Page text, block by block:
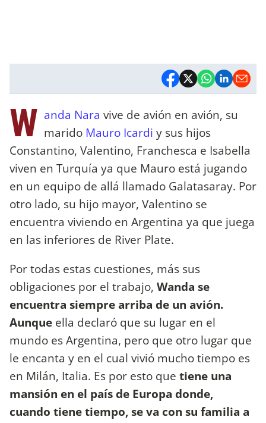
W anda Nara vive de avión en avión, su
marido Mauro Icardi y sus hijos
Constantino, Valentino, Franchesca e Isabella
viven en Turquía ya que Mauro está jugando
en un equipo de allá llamado Galatasaray. Por
otro lado, su hijo mayor, Valentino se
encuentra viviendo en Argentina ya que juega
en las inferiores de River Plate.
Por todas estas cuestiones, más sus
obligaciones por el trabajo, Wanda se
encuentra siempre arriba de un avión.
Aunque ella declaró que su lugar en el
mundo es Argentina, pero que otro lugar que
le encanta y en el cual vivió mucho tiempo es
en Milán, Italia. Es por esto que tiene una
mansión en el país de Europa donde,
cuando tiene tiempo, se va con su familia a